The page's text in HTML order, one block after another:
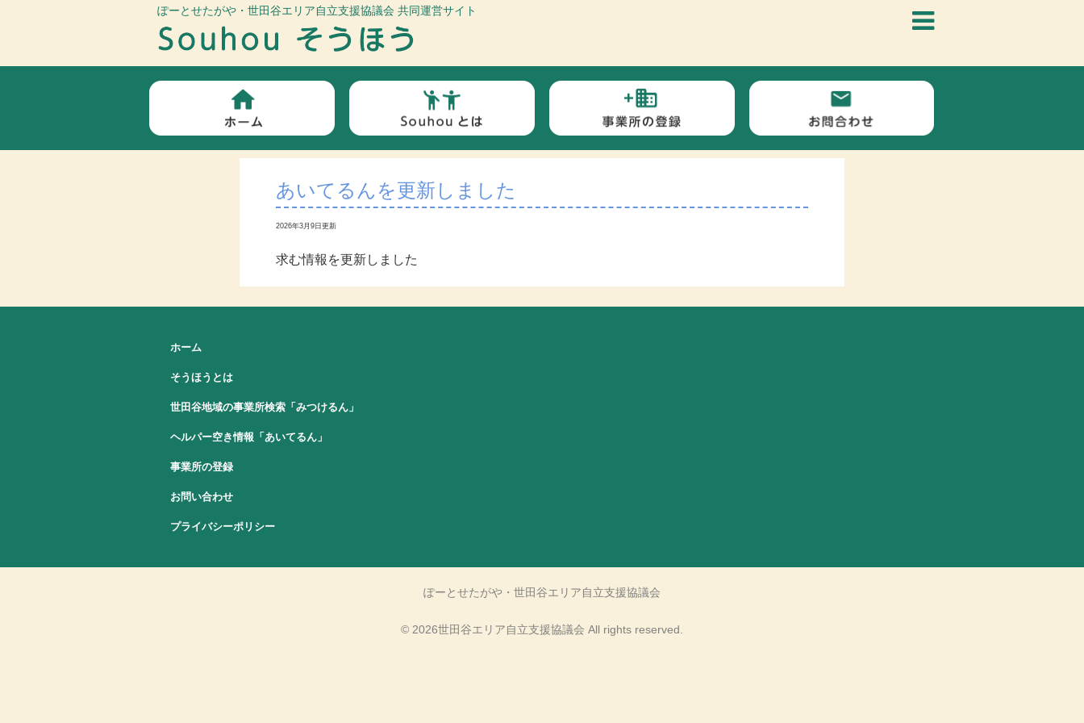
ぽーとせたがや・世田谷エリア自立支援協議会 共同運営サイト
あいてるんを更新しました
2026年3月9日更新
求む情報を更新しました
ホーム
そうほうとは
世田谷地域の事業所検索「みつけるん」
ヘルパー空き情報「あいてるん」
事業所の登録
お問い合わせ
プライバシーポリシー
ぽーとせたがや・世田谷エリア自立支援協議会
© 2026世田谷エリア自立支援協議会 All rights reserved.